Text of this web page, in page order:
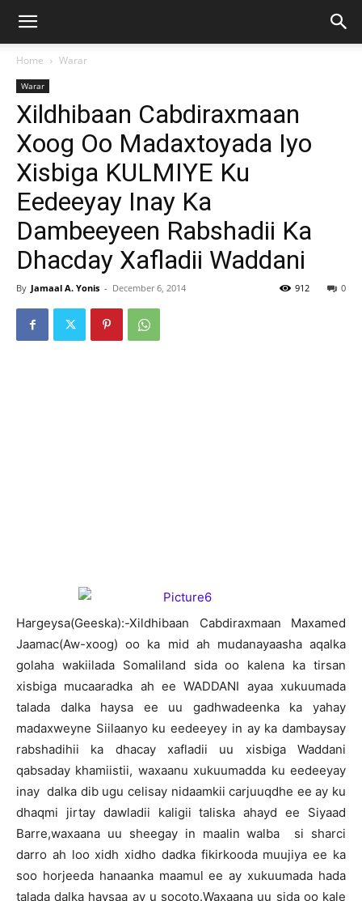
Home Warar
Warar
Xildhibaan Cabdiraxmaan
Xoog Oo Madaxtoyada Iyo
Xisbiga KULMIYE Ku
Eedeeyay Inay Ka
Dambeeyeen Rabshadii Ka
Dhacday Xafladii Waddani
By Jamaal A. Yonis - December 6, 2014 0
912
Hargeysa(Geeska):-Xildhibaan Cabdiraxmaan Maxamed
Jaamac(Aw-xoog) oo ka mid ah mudanayaasha aqalka
golaha wakiilada Somaliland sida oo kalena ka tirsan
xisbiga mucaaradka ah ee WADDANI ayaa xukuumada
talada dalka haysa ee uu gadhwadeenka ka yahay
madaxweyne Siilaanyo ku eedeeyey in ay ka dambaysay
rabshadihii ka dhacay xafladii uu xisbiga Waddani
qabsaday khamiistii, waxaanu xukuumadda ku eedeeyay
inay dalka dib ugu celisay nidaamkii carjuuqdhe ee ay ku
dhaqmi jirtay dawladii kaligii taliska ahayd ee Siyaad
Barre,waxaana uu sheegay in maalin walba si sharci
darro ah loo xidh xidho dadka fikirkooda muujiya ee ka
soo horjeeda hanaanka maamul ee ay xukuumada hada
talada dalka haysaa ay u socoto.Waxaana uu sida oo kale